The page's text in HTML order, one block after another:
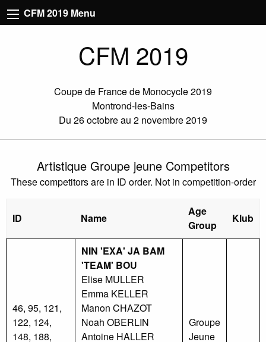
CFM 2019 Menu
CFM 2019
Coupe de France de Monocycle 2019
Montrond-les-Bains
Du 26 octobre au 2 novembre 2019
Artistique Groupe jeune Competitors
These competitors are in ID order. Not in competition-order
ID Name
Age
Group
Klub
46, 95, 121,
122, 124,
148, 188,
NIN 'EXA' JA BAM
'TEAM' BOU
Elise MULLER
Emma KELLER
Manon CHAZOT
Noah OBERLIN
Antoine HALLER
Groupe
Jeune